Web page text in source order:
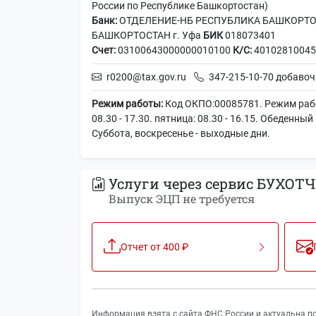
России по Республике Башкортостан)
Банк:ОТДЕЛЕНИЕ-НБ РЕСПУБЛИКА
БАШКОРТОСТАН г. Уфа БИК018073401
Счет:03100643000000010100 К/С:
r0200@tax.gov.ru 347-215-10-70
Режим работы: Код ОКПО:00085781. Режим
08.30 - 17.30. пятница: 08.30 - 16.15.
Cуббота, воскресенье - выходные дни.
Услуги через сервис
Выпуск ЭЦП не требуется
Отчет от 400 ₽